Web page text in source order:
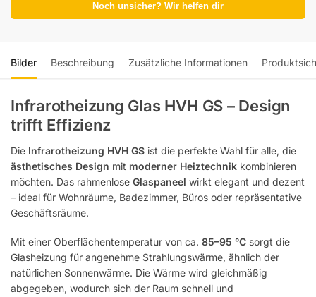
Noch unsicher? Wir helfen dir
Bilder Beschreibung Zusätzliche Informationen
Infrarotheizung Glas HVH GS – Design
trifft Effizienz
Die Infrarotheizung HVH GS ist die perfekte Wahl für alle, die
ästhetisches Design mit moderner Heiztechnik kombinieren
möchten. Das rahmenlose Glaspaneel wirkt elegant und dezent
– ideal für Wohnräume, Badezimmer, Büros oder repräsentative
Geschäftsräume.
Mit einer Oberflächentemperatur von ca. 85–95 °C sorgt die
Glasheizung für angenehme Strahlungswärme, ähnlich der
natürlichen Sonnenwärme. Die Wärme wird gleichmäßig
abgegeben, wodurch sich der Raum schnell und